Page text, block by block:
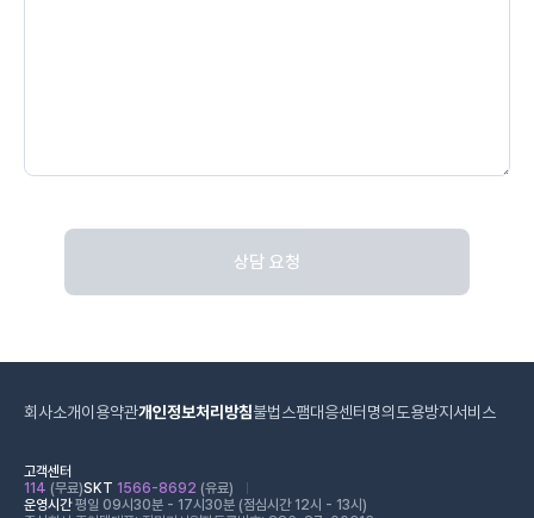
상담 요청
회사소개이용약관개인정보처리방침불법스팸대응센터 명의도용방지서비스
고객센터
114 (무료)SKT 1566-8692 (유료)
운영시간평일 09시30분 - 17시30분 (점심시간 12시 - 13시)